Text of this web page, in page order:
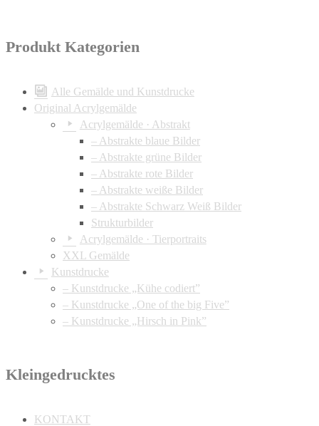
Produkt Kategorien
Alle Gemälde und Kunstdrucke
Original Acrylgemälde
Acrylgemälde · Abstrakt
– Abstrakte blaue Bilder
– Abstrakte grüne Bilder
– Abstrakte rote Bilder
– Abstrakte weiße Bilder
– Abstrakte Schwarz Weiß Bilder
Strukturbilder
Acrylgemälde · Tierportraits
XXL Gemälde
Kunstdrucke
– Kunstdrucke „Kühe codiert”
– Kunstdrucke „One of the big Five”
– Kunstdrucke „Hirsch in Pink”
Kleingedrucktes
KONTAKT